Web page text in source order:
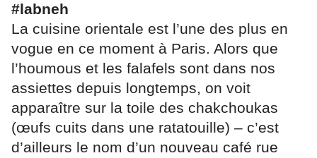
#labneh
La cuisine orientale est l’une des plus en
vogue en ce moment à Paris. Alors que
l’houmous et les falafels sont dans nos
assiettes depuis longtemps, on voit
apparaître sur la toile des chakchoukas
(œufs cuits dans une ratatouille) – c’est
d’ailleurs le nom d’un nouveau café rue